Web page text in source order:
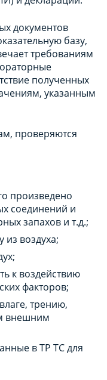
документов
базу,
требованиям
полученных
указанным
проверяются
произведено
соединений и
запахов и т.д.;
из воздуха;
к воздействию
факторов;
трению,
внешним
в ТР ТС для